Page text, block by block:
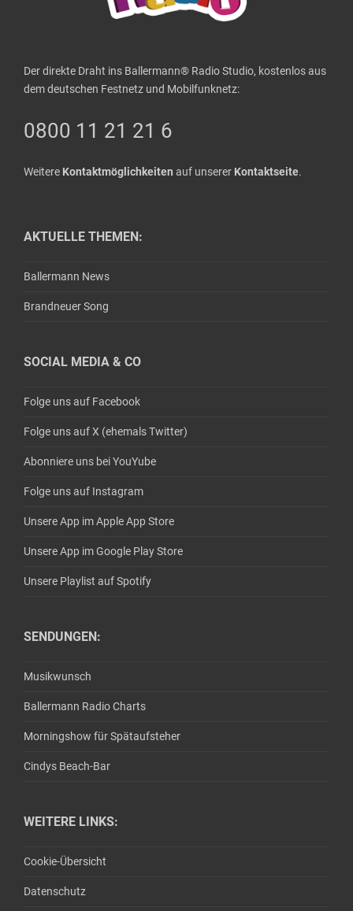
Der direkte Draht ins Ballermann® Radio Studio, kostenlos aus
dem deutschen Festnetz und Mobilfunknetz:
0800 11 21 21 6
Weitere Kontaktmöglichkeiten auf unserer Kontaktseite.
AKTUELLE THEMEN:
Ballermann News
Brandneuer Song
SOCIAL MEDIA & CO
Folge uns auf Facebook
Folge uns auf X (ehemals Twitter)
Abonniere uns bei YouYube
Folge uns auf Instagram
Unsere App im Apple App Store
Unsere App im Google Play Store
Unsere Playlist auf Spotify
SENDUNGEN:
Musikwunsch
Ballermann Radio Charts
Morningshow für Spätaufsteher
Cindys Beach-Bar
WEITERE LINKS:
Cookie-Übersicht
Datenschutz